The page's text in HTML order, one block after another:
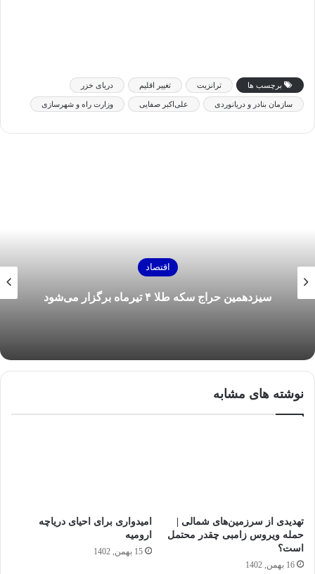
برچسب ها ترانزیت تغییر اقلیم دریای خزر
سازمان بنادر و دریانوردی علی‌اکبر صفایی وزارت راه و شهرسازی
اقتصاد
سیزدهمین حراج سکه طلا ۴ تیرماه برگزار می‌شود
نوشته های مشابه
تهدیدی از سرزمین‌های شمالی |
حمله ویروس زامبی چقدر محتمل
است؟
16 بهمن, 1402
امیدواری برای احیای دریاچه
ارومیه
15 بهمن, 1402